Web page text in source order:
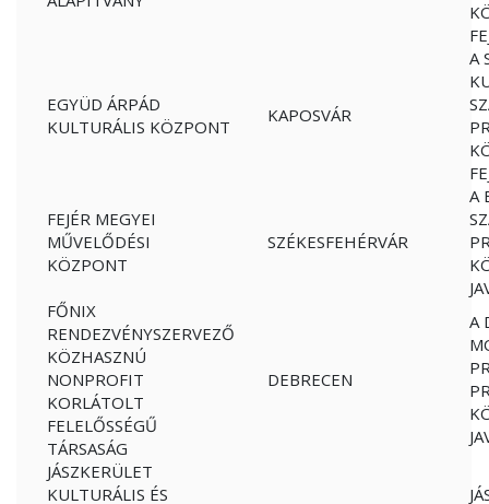
EGYÜD ÁRPÁD
KULTURÁLIS KÖZPONT
KAPOSVÁR
A
FEJÉR MEGYEI
MŰVELŐDÉSI
KÖZPONT
SZÉKESFEHÉRVÁR
A
FŐNIX
RENDEZVÉNYSZERVEZŐ
KÖZHASZNÚ
NONPROFIT
KORLÁTOLT
FELELŐSSÉGŰ
TÁRSASÁG
DEBRECEN
A
JÁSZKERÜLET
KULTURÁLIS ÉS